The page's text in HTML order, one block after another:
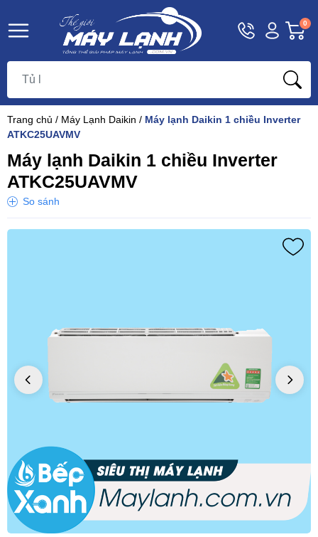
Hotline
1800
Tài
khoản
Khách
0
Trang chủ / Máy Lạnh Daikin / Máy lạnh Daikin 1 chiều Inverter
ATKC25UAVMV
Máy lạnh Daikin 1 chiều Inverter
ATKC25UAVMV
So sánh